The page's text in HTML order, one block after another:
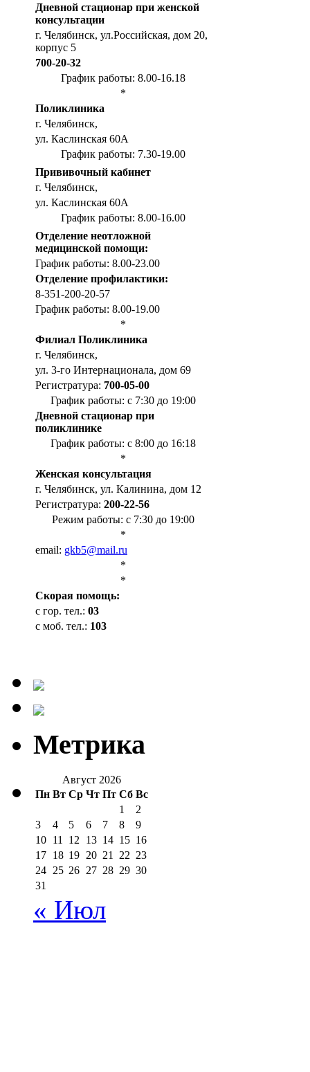
Дневной стационар при женской
консультации
г. Челябинск, ул.Российская, дом 20,
корпус 5
700-20-32
График работы: 8.00-16.18
*
Поликлиника
г. Челябинск,
ул. Каслинская 60А
График работы: 7.30-19.00
Прививочный кабинет
г. Челябинск,
ул. Каслинская 60А
График работы: 8.00-16.00
Отделение неотложной
медицинской помощи:
График работы: 8.00-23.00
Отделение профилактики:
8-351-200-20-57
График работы: 8.00-19.00
*
Филиал Поликлиника
г. Челябинск,
ул. 3-го Интернационала, дом 69
Регистратура: 700-05-00
График работы: с 7:30 до 19:00
Дневной стационар при
поликлинике
График работы: с 8:00 до 16:18
*
Женская консультация
г. Челябинск, ул. Калинина, дом 12
Регистратура: 200-22-56
Режим работы: с 7:30 до 19:00
*
email: gkb5@mail.ru
*
*
Cкорая помощь:
с гор. тел.: 03
с моб. тел.: 103
Метрика
Август 2026
Пн Вт Ср Чт Пт Сб Вс
1
2
3
4 5 6 7 8
9
10 11 12 13 14 15 16
17 18 19 20 21 22 23
24 25 26 27 28 29 30
31
« Июл